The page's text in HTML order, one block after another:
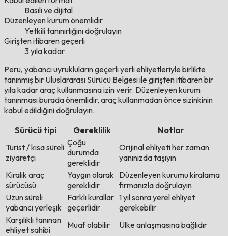
Basılı ve dijital
Düzenleyen kurum önemlidir
Yetkili tanınırlığını doğrulayın
Girişten itibaren geçerli
3 yıla kadar
Peru, yabancı uyrukluların geçerli yerli ehliyetleriyle birlikte
tanınmış bir Uluslararası Sürücü Belgesi ile girişten itibaren bir
yıla kadar araç kullanmasına izin verir. Düzenleyen kurum
tanınması burada önemlidir, araç kullanmadan önce sizinkinin
kabul edildiğini doğrulayın.
Sürücü tipi
Gereklilik
Notlar
Turist / kısa süreli
ziyaretçi
Çoğu
durumda
gereklidir
Orijinal ehliyeti her zaman
yanınızda taşıyın
Kiralık araç
sürücüsü
Yaygın olarak
gereklidir
Düzenleyen kurumu kiralama
firmanızla doğrulayın
Uzun süreli
yabancı yerleşik
Farklı kurallar
geçerlidir
1 yıl sonra yerel ehliyet
gerekebilir
Karşılıklı tanınan
ehliyet sahibi
Muaf olabilir Ülke anlaşmasına bağlıdır